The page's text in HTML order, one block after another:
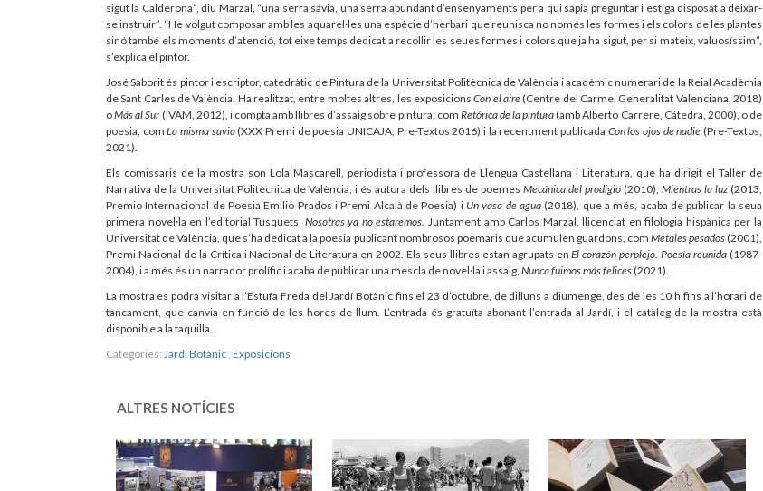
sigut la Calderona”, diu Marzal, “una serra sàvia, una serra abundant d’ensenyaments per a qui sàpia preguntar i estiga disposat a deixar-
se instruir”. “He volgut composar amb les aquarel·les una espècie d’herbari que reunisca no només les formes i els colors de les plantes
sinó també els moments d’atenció, tot eixe temps dedicat a recollir les seues formes i colors que ja ha sigut, per si mateix, valuosíssim”,
s’explica el pintor.
José Saborit és pintor i escriptor, catedràtic de Pintura de la Universitat Politècnica de València i acadèmic numerari de la Reial Acadèmia
de Sant Carles de València. Ha realitzat, entre moltes altres, les exposicionsCon el aire(Centre del Carme, Generalitat Valenciana, 2018)
oMás al Sur(IVAM, 2012), i compta amb llibres d’assaig sobre pintura, com Retórica de la pintura(amb Alberto Carrere, Cátedra, 2000), o de
poesia, comLa misma savia(XXX Premi de poesia UNICAJA, Pre-Textos 2016) i la recentment publicada Con los ojos de nadie (Pre-Textos,
2021).
Els comissaris de la mostra son Lola Mascarell, periodista i professora de Llengua Castellana i Literatura, que ha dirigit el Taller de
Narrativa de la Universitat Politècnica de València, i és autora dels llibres de poemes Mecánica del prodigio (2010), Mientras la luz (2013,
Premio Internacional de Poesia Emilio Prados i Premi Alcalà de Poesia) i Un vaso de agua (2018), que a més, acaba de publicar la seua
primera novel·la en l’editorial Tusquets, Nosotras ya no estaremos.Juntament amb Carlos Marzal, llicenciat en filologia hispànica per la
Universitat de València, que s’ha dedicat a la poesia publicant nombrosos poemaris que acumulen guardons, com Metales pesados(2001),
Premi Nacional de la Crítica i Nacional de Literatura en 2002. Els seus llibres estan agrupats enEl corazón perplejo. Poesía reunida (1987-
2004), i a més és un narrador prolífic i acaba de publicar una mescla de novel·la i assaig, Nunca fuimos más felices(2021).
La mostra es podrà visitar a l’Estufa Freda del Jardí Botànic fins el 23 d’octubre, de dilluns a diumenge, des de les 10 h fins a l’horari de
tancament, que canvia en funció de les hores de llum. L’entrada és gratuïta abonant l’entrada al Jardí, i el catàleg de la mostra està
disponible a la taquilla.
Categories: Jardí Botànic, Exposicions
ALTRES NOTÍCIES